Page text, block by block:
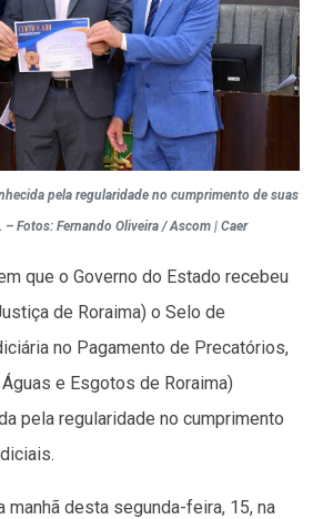
pela regularidade no cumprimento de suas
Fotos: Fernando Oliveira / Ascom | Caer
que o Governo do Estado recebeu
de Roraima) o Selo de
no Pagamento de Precatórios,
e Esgotos de Roraima)
pela regularidade no cumprimento
manhã desta segunda-feira, 15, na